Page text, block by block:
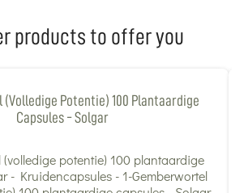
products to offer you
(volledige Potentie) 100 Plantaardige
Capsules - Solgar